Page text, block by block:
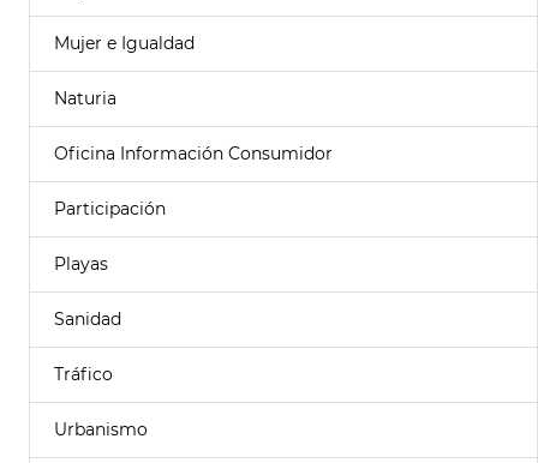
Mujer e Igualdad
Naturia
Oficina Información Consumidor
Participación
Playas
Sanidad
Tráfico
Urbanismo